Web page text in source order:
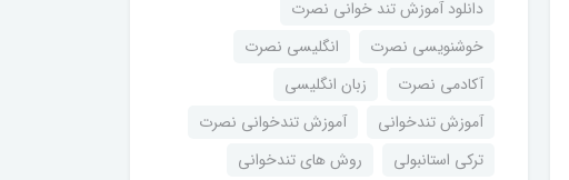
دانلود آموزش تند خوانی نصرت
خوشنویسی نصرت
انگلیسی نصرت
آکادمی نصرت
زبان انگلیسی
آموزش تندخوانی
آموزش تندخوانی نصرت
ترکی استانبولی
روش های تندخوانی